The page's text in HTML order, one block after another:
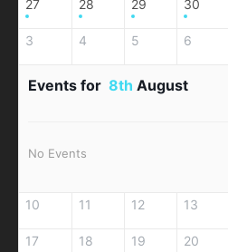
27 28 29 30
3 4 5 6
Events for 8th August
No Events
10 11 12 13
17 18 19 20